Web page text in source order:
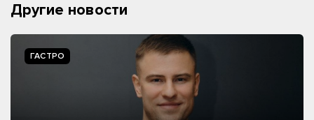
Другие новости
ГАСТРО